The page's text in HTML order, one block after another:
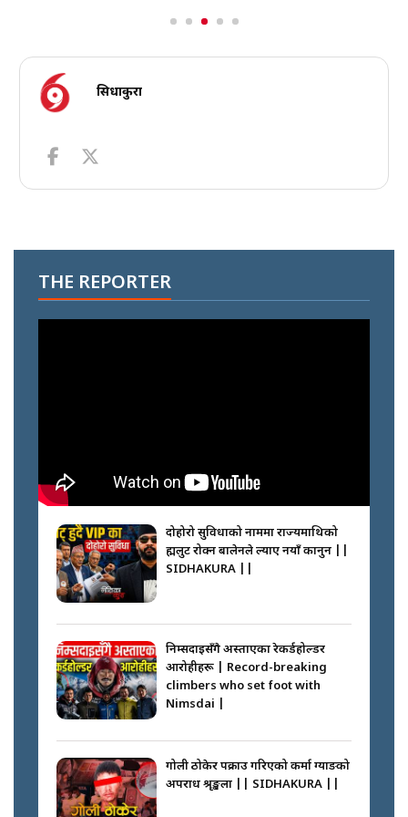
सिधाकुरा
THE REPORTER
दोहोरो सुविधाको नाममा राज्यमाथिको
ब्रह्मलुट रोक्न बालेनले ल्याए नयाँ कानुन ||
SIDHAKURA ||
निम्सदाइसँगै अस्ताएका रेकर्डहोल्डर
आरोहीहरू | Record-breaking
climbers who set foot with
Nimsdai |
गोली ठोकेर पक्राउ गरिएको कर्मा ग्याङको
अपराध श्रृङ्खला || SIDHAKURA ||